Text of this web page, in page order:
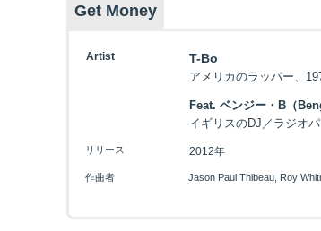
Get Money
Artist T-Bo
アメリカのラッパー、
Feat. ベンジー・B（
イギリスのDJ／ラジオ
リリース 2012年
作曲者 Jason Paul Thibeau, Roy